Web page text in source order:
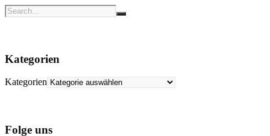
Kategorien
Kategorien
Folge uns